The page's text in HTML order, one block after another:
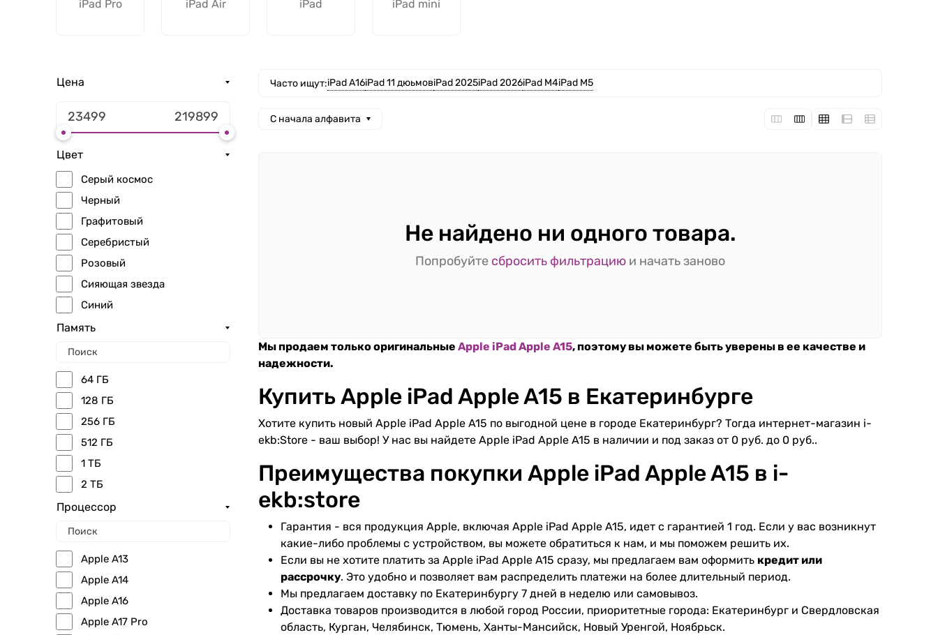
iPad Pro iPad Air iPad iPad mini
Цена
Цвет
Серый космос
Черный
Графитовый
Серебристый
Розовый
Сияющая звезда
Синий
Голубой
Желтый
Память
64 ГБ
128 ГБ
256 ГБ
512 ГБ
1 ТБ
2 ТБ
Процессор
Apple A13
Apple A14
Apple A16
Apple A17 Pro
Часто ищут:iPad А16iPad 11 дюьмовiPad 2025iPad 2026iPad M4iPad M5
С начала алфавита
Не найдено ни одного товара.
Попробуйте сбросить фильтрацию и начать заново
Мы продаем только оригинальные Apple iPad Apple A15, поэтому вы можете быть уверены в ее качестве и
надежности.
Купить Apple iPad Apple A15 в Екатеринбурге
Хотите купить новый Apple iPad Apple A15 по выгодной цене в городе Екатеринбург? Тогда интернет-магазин i-
ekb:Store - ваш выбор! У нас вы найдете Apple iPad Apple A15 в наличии и под заказ от 0 руб. до 0 руб..
Преимущества покупки Apple iPad Apple A15 в i-
ekb:store
Гарантия - вся продукция Apple, включая Apple iPad Apple A15, идет с гарантией 1 год. Если у вас возникнут
какие-либо проблемы с устройством, вы можете обратиться к нам, и мы поможем решить их.
Если вы не хотите платить за Apple iPad Apple A15 сразу, мы предлагаем вам оформить кредит или
рассрочку. Это удобно и позволяет вам распределить платежи на более длительный период.
Мы предлагаем доставку по Екатеринбургу 7 дней в неделю или самовывоз.
Доставка товаров производится в любой город России, приоритетные города: Екатеринбург и Свердловская
область, Курган, Челябинск, Тюмень, Ханты-Мансийск, Новый Уренгой, Ноябрьск.